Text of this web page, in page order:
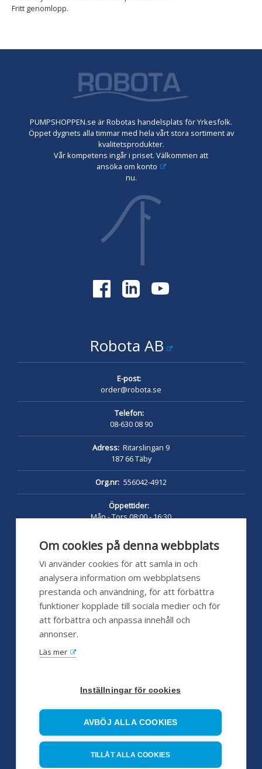
Om cookies på denna webbplats
Vi använder cookies för att samla in och
analysera information om webbplatsens
prestanda och användning, för att förbättra
funktioner kopplade till sociala medier och för
att förbättra och anpassa innehåll och
annonser.
Läs mer
Inställningar för cookies
AVBÖJ ALLA COOKIES
TILLÅT ALLA COOKIES
Fritt genomlopp.
PUMPSHOPPEN.se är Robotas handelsplats för Yrkesfolk.
Öppet dygnets alla timmar med hela vårt stora sortiment av
kvalitetsprodukter.
Vår kompetens ingår i priset. Välkommen att
ansöka om konto
nu.
Robota AB
E-post:
order@robota.se
Telefon:
08-630 08 90
Adress: Ritarslingan 9
187 66 Täby
Org.nr: 556042-4912
Öppettider:
Mån - Tors 08:00 - 16:30
Lunch 12:00 - 13:00
pumpshoppen.se 24/7
Kundservice
Försäljningsvillkor
Servicepartners
Referensobjekt